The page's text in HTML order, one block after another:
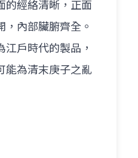
的經絡清晰，正面
，內部臟腑齊全。
江戶時代的製品，
能為清末庚子之亂